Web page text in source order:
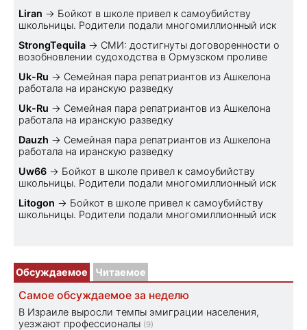
Liran → Бойкот в школе привел к самоубийству
школьницы. Родители подали многомиллионный иск
StrongTequila → СМИ: достигнуты договоренности о
возобновлении судоходства в Ормузском проливе
Uk-Ru → Семейная пара репатриантов из Ашкелона
работала на иранскую разведку
Uk-Ru → Семейная пара репатриантов из Ашкелона
работала на иранскую разведку
Dauzh → Семейная пара репатриантов из Ашкелона
работала на иранскую разведку
Uw66 → Бойкот в школе привел к самоубийству
школьницы. Родители подали многомиллионный иск
Litogon → Бойкот в школе привел к самоубийству
школьницы. Родители подали многомиллионный иск
Обсуждаемое Читаемое
Самое обсуждаемое за неделю
В Израиле выросли темпы эмиграции населения,
уезжают профессионалы (9)